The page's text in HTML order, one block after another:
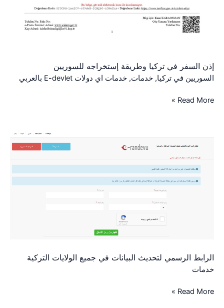
إذن السفر في تركيا وطريقة إستخراجه للسوريين
السوريين في تركيا, خدمات, خدمات اي دولات E-devlet بالعربي
Read More »
الرابط الرسمي لتحديث البيانات في جميع الولايات التركية
خدمات
الرسمي
لتحديث
البيانات
Read More »